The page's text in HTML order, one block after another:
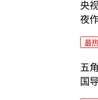
央
夜
最热
五
国